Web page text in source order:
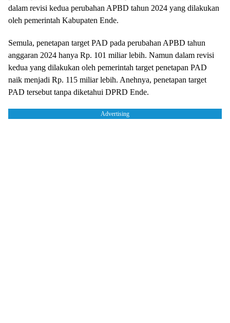
dalam revisi kedua perubahan APBD tahun 2024 yang dilakukan
oleh pemerintah Kabupaten Ende.
Semula, penetapan target PAD pada perubahan APBD tahun
anggaran 2024 hanya Rp. 101 miliar lebih. Namun dalam revisi
kedua yang dilakukan oleh pemerintah target penetapan PAD
naik menjadi Rp. 115 miliar lebih. Anehnya, penetapan target
PAD tersebut tanpa diketahui DPRD Ende.
Advertising